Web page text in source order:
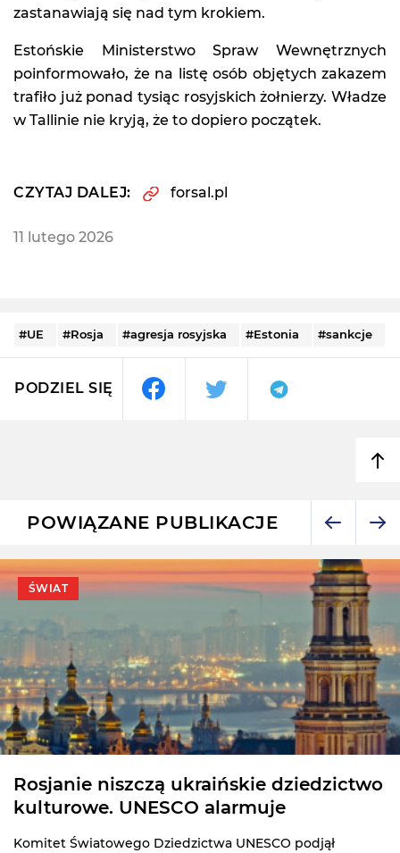
zastanawiają się nad tym krokiem.
Estońskie Ministerstwo Spraw Wewnętrznych
poinformowało, że na listę osób objętych zakazem
trafiło już ponad tysiąc rosyjskich żołnierzy. Władze
w Tallinie nie kryją, że to dopiero początek.
CZYTAJ DALEJ: forsal.pl
11 lutego 2026
#UE #Rosja #agresja rosyjska #Estonia #sankcje
PODZIEL SIĘ
POWIĄZANE PUBLIKACJE
ŚWIAT
Rosjanie niszczą ukraińskie dziedzictwo
kulturowe. UNESCO alarmuje
Komitet Światowego Dziedzictwa UNESCO podjął